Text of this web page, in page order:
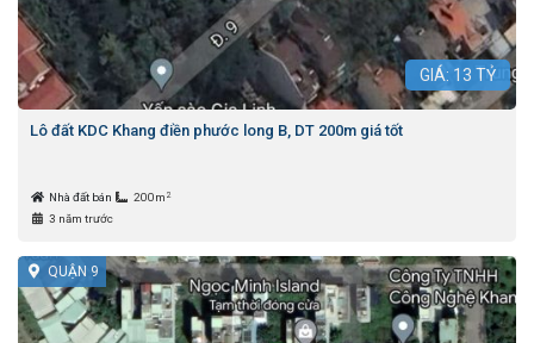
GIÁ: 13 TỶ
Lô đất KDC Khang điền phước long B, DT 200m giá tốt
Nhà đất bán 200m 2
3 năm trước
QUẬN 9